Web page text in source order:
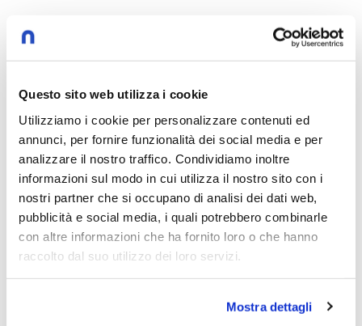
Questo sito web utilizza i cookie
Utilizziamo i cookie per personalizzare contenuti ed
annunci, per fornire funzionalità dei social media e per
analizzare il nostro traffico. Condividiamo inoltre
informazioni sul modo in cui utilizza il nostro sito con i
nostri partner che si occupano di analisi dei dati web,
pubblicità e social media, i quali potrebbero combinarle
con altre informazioni che ha fornito loro o che hanno
raccolto dal suo utilizzo dei loro servizi.
Mostra dettagli
Inaugurazione anno accademico 21-22: il
messaggio di Papa Francesco
Papa Francesco
19/12/2022
Inaugurazione anno accademico 21-22: le
parole del rettore Anelli
Franco Anelli